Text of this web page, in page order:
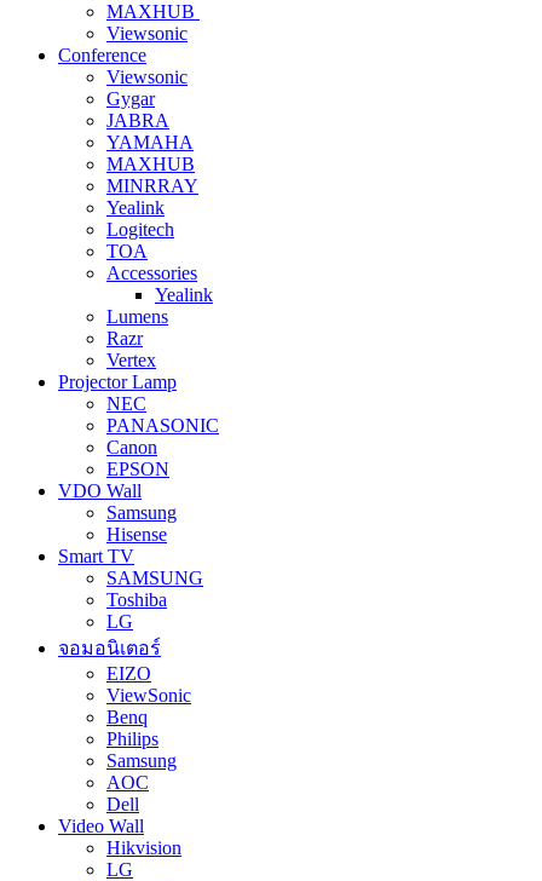
MAXHUB
Viewsonic
Conference
Viewsonic
Gygar
JABRA
YAMAHA
MAXHUB
MINRRAY
Yealink
Logitech
TOA
Accessories
Yealink
Lumens
Razr
Vertex
Projector Lamp
NEC
PANASONIC
Canon
EPSON
VDO Wall
Samsung
Hisense
Smart TV
SAMSUNG
Toshiba
LG
จอมอนิเตอร์
EIZO
ViewSonic
Benq
Philips
Samsung
AOC
Dell
Video Wall
Hikvision
LG